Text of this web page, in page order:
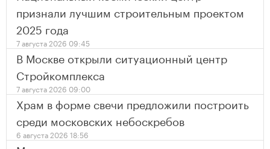
признали лучшим строительным проектом
2025 года
7 августа 2026 09:45
В Москве открыли ситуационный центр
Стройкомплекса
7 августа 2026 09:00
Храм в форме свечи предложили построить
среди московских небоскребов
6 августа 2026 18:56